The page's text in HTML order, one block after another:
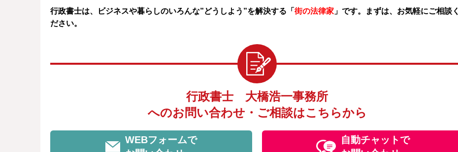
行政書士は、ビジネスや暮らしのいろんな”どうしよう”を解決する「 街の法律家 」です。まずは、お気軽にご相談く
ださい。
行政書士 大橋浩一事務所
へのお問い合わせ・ご相談はこちらから
WEBフォームで
自動チャットで